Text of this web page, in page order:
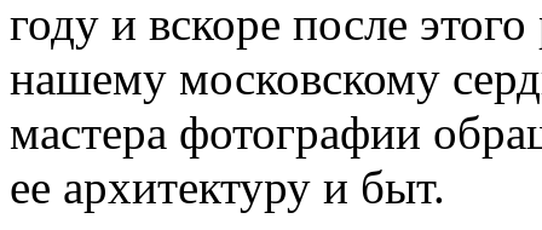
году и вскоре после
нашему московскому
мастера фотографии
ее архитектуру и быт.